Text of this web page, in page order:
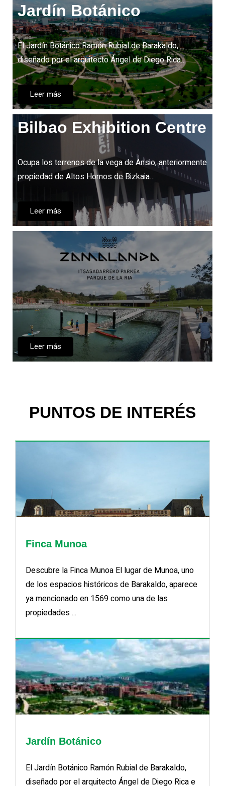
Jardín Botánico
El Jardín Botánico Ramón Rubial de Barakaldo,
diseñado por el arquitecto Ángel de Diego Rica…
Leer más
Bilbao Exhibition Centre
Ocupa los terrenos de la vega de Ansio, anteriormente
propiedad de Altos Hornos de Bizkaia…
Leer más
Leer más
PUNTOS DE INTERÉS
Finca Munoa
Descubre la Finca Munoa El lugar de Munoa, uno
de los espacios históricos de Barakaldo, aparece
ya mencionado en 1569 como una de las
propiedades ...
Jardín Botánico
El Jardín Botánico Ramón Rubial de Barakaldo,
diseñado por el arquitecto Ángel de Diego Rica e